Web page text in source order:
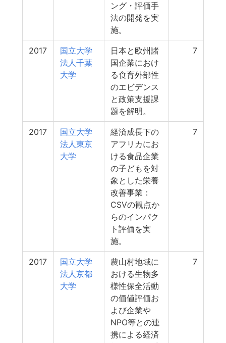
ング・評価手
法の開発を実
施。
2017
国立大学
法人千葉
大学
日本と欧州諸
国企業におけ
る食育外部性
のエビデンス
と政策支援課
題を解明。
7
2017
国立大学
法人東京
大学
経済成長下の
アフリカにお
ける食品企業
の子どもを対
象とした栄養
改善事業：
CSVの観点か
らのインパク
ト評価を実
施。
7
2017
国立大学
法人京都
大学
農山村地域に
おける生物多
様性保全活動
の価値評価お
よび企業や
NPO等との連
携による経済
7